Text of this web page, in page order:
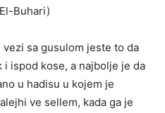
Buhari)
sa gusulom jeste to da
ispod kose, a najbolje je da
u hadisu u kojem je
ve sellem, kada ga je